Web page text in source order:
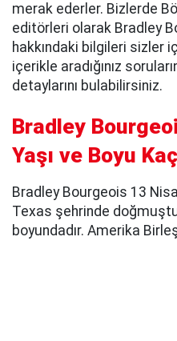
merak ederler. Bizlerde
editörleri olarak Bradley
hakkındaki bilgileri sizler
içerikle aradığınız
detaylarını bulabilirsiniz.
Bradley
Yaşı ve Boyu
Bradley Bourgeois 13
Texas şehrinde
boyundadır. Amerika